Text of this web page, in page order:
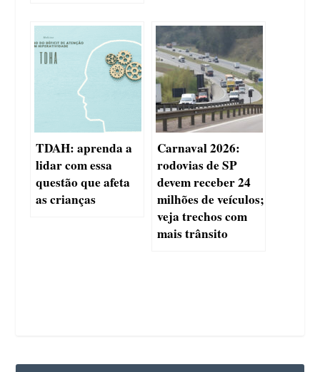
TDAH: aprenda a
lidar com essa
questão que afeta
as crianças
Carnaval 2026:
rodovias de SP
devem receber 24
milhões de veículos;
veja trechos com
mais trânsito